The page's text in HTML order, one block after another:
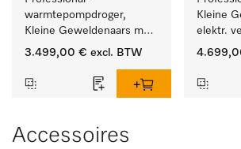
warmtepompdroger,
Kleine Geweldenaars met
zeer laag energieverbruik
3.499,00 € excl. BTW
Kleine
elektr.
Accessoires